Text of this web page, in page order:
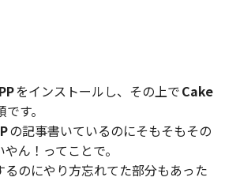
をインストールし、その上でCake
す。
の記事書いているのにそもそもその
ん！ってことで。
のにやり方忘れてた部分もあった